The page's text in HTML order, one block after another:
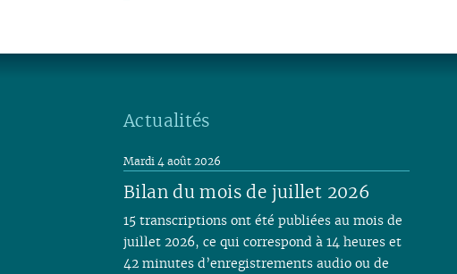
Actualités
Bilan du mois de juillet 2026
Mardi 4 août 2026
15 transcriptions ont été publiées au mois de
juillet 2026, ce qui correspond à 14 heures et
42 minutes d’enregistrements audio ou de